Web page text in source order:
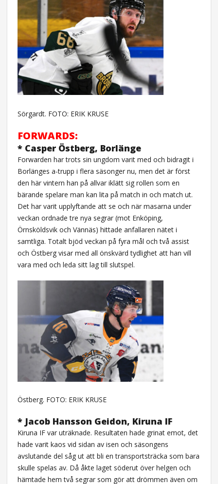
Sörgardt. FOTO: ERIK KRUSE
FORWARDS:
* Casper Östberg, Borlänge
Forwarden har trots sin ungdom varit med och bidragit i
Borlänges a-trupp i flera säsonger nu, men det är först
den här vintern han på allvar iklätt sig rollen som en
bärande spelare man kan lita på match in och match ut.
Det har varit upplyftande att se och när masarna under
veckan ordnade tre nya segrar (mot Enköping,
Örnsköldsvik och Vännäs) hittade anfallaren nätet i
samtliga. Totalt bjöd veckan på fyra mål och två assist
och Östberg visar med all önskvärd tydlighet att han vill
vara med och leda sitt lag till slutspel.
Östberg. FOTO: ERIK KRUSE
* Jacob Hansson Geidon, Kiruna IF
Kiruna IF var uträknade. Resultaten hade grinat emot, det
hade varit kaos vid sidan av isen och säsongens
avslutande del såg ut att bli en transportsträcka som bara
skulle spelas av. Då åkte laget söderut över helgen och
hämtade hem två segrar som gör att drömmen även om